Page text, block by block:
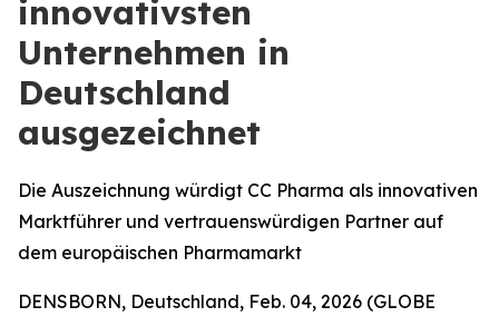
innovativsten
Unternehmen in
Deutschland
ausgezeichnet
Die Auszeichnung würdigt CC Pharma als innovativen
Marktführer und vertrauenswürdigen Partner auf
dem europäischen Pharmamarkt
DENSBORN, Deutschland, Feb. 04, 2026 (GLOBE